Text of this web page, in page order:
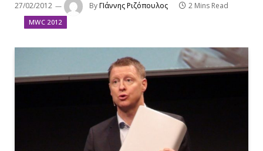
27/02/2012 ByΓΙάννης Ριζόπουλος 2 Mins Read
MWC 2012